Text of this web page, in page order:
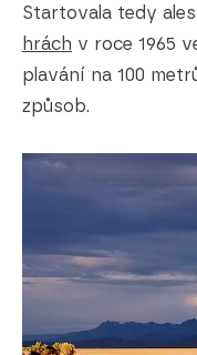
Startovala tedy
hrách v roce 1965
plavání na 100
způsob.